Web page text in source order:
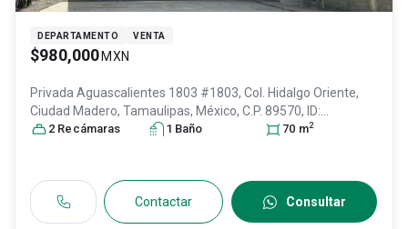
DEPARTAMENTO VENTA
$980,000 MXN
Privada Aguascalientes 1803 #1803, Col. Hidalgo Oriente,
Ciudad Madero, Tamaulipas, México, C.P. 89570, ID:
30167804
2 Recámaras 1 Baño 70 m2
Contactar Consultar